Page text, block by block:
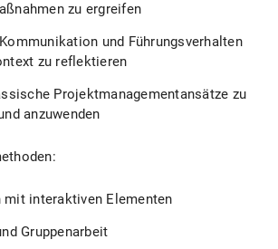
zu ergreifen
und Führungsverhalten
zu reflektieren
Projektmanagementansätze zu
anzuwenden
mit interaktiven Elementen
Gruppenarbeit